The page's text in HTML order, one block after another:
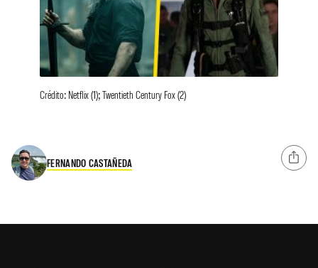
Crédito: Netflix (1); Twentieth Century Fox (2)
FERNANDO CASTAÑEDA